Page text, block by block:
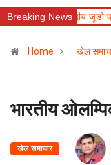
Breaking News
जनपदीय जूडो प्रतियोगिता में
Home खेल
भारतीय
खेल समाचार